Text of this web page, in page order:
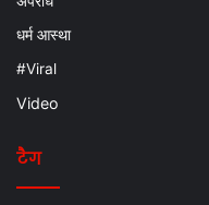
धर्म आस्था
#Viral
Video
टैग